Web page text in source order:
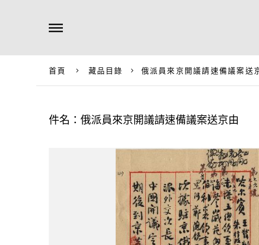
首頁 藏品目錄 俄派員來京開議請速備議案送
件名：俄派員來京開議請速備議案送京由